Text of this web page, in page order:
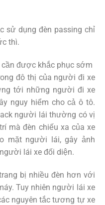
sử dụng đèn passing chỉ
thì.
được khắc phục sớm
đô thị của người đi xe
tới những người đi xe
nguy hiểm cho cả ô tô.
người lái thường có vị
mà đèn chiếu xa của xe
mặt người lái, gây ảnh
lái xe đối diện.
bị nhiều đèn hơn với
Tuy nhiên người lái xe
nguyên tắc tương tự xe